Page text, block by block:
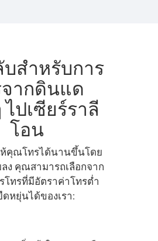
บสำหรับการ
ากดินแด
ปเซียร์ราลี
โอน
ห้คุณโทรได้นานขึ้นโดย
ง คุณสามารถเลือกจาก
โทรที่มีอัตราค่าโทรต่ำ
ดหยุ่นได้ของเรา: